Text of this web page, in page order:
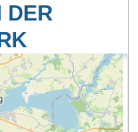
DER